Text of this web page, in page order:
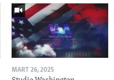
MART 26, 2025